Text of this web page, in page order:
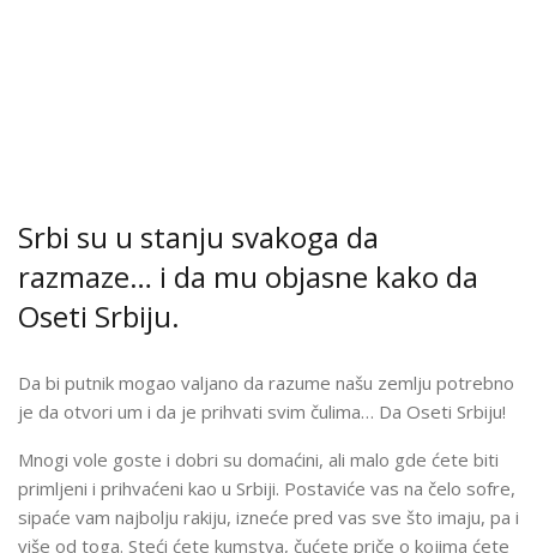
Srbi su u stanju svakoga da
razmaze… i da mu objasne kako da
Oseti Srbiju.
Da bi putnik mogao valjano da razume našu zemlju potrebno
je da otvori um i da je prihvati svim čulima… Da Oseti Srbiju!
Mnogi vole goste i dobri su domaćini, ali malo gde ćete biti
primljeni i prihvaćeni kao u Srbiji. Postaviće vas na čelo sofre,
sipaće vam najbolju rakiju, izneće pred vas sve što imaju, pa i
više od toga. Steći ćete kumstva, čućete priče o kojima ćete